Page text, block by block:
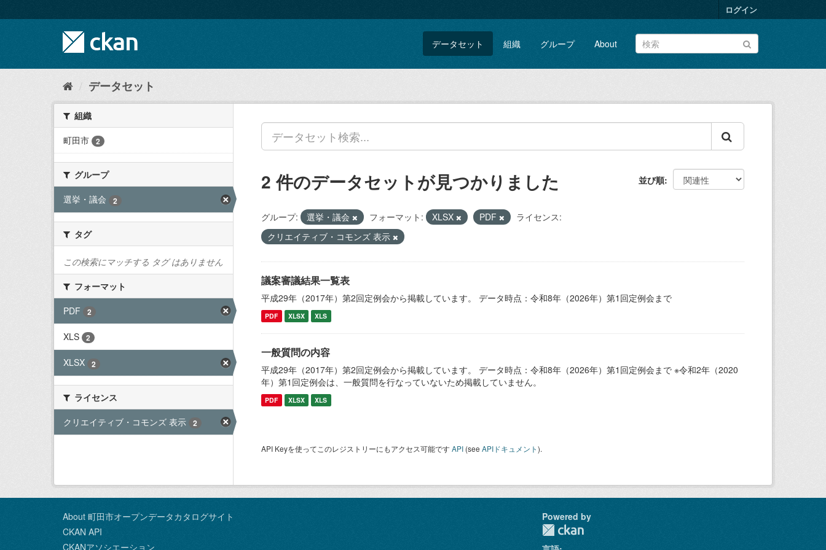
キ
て
ログイン
データセット 組織 グループ About
データセット
組織
町田市
2
グループ
選挙・議会
2
タグ
この検索にマッチする タグ はありません
フォーマット
PDF
2
XLS 2
XLSX 2
ライセンス
クリエイティブ・コモンズ 表示
2
並び順
2 件のデータセットが見つかりました
グループ: 選挙・議会 フォーマット: XLSX PDF
ライセンス:
クリエイティブ・コモンズ 表示
議案審議結果一覧表
平成29年（2017年）第2回定例会から掲載しています。 データ時点：令和8年（2026年）第1回定例会まで
PDF XLSX XLS
一般質問の内容
平成29年（2017年）第2回定例会から掲載しています。 データ時点：令和8年（2026年）第1回定例会まで ※令和2年（2020
年）第1回定例会は、一般質問を行なっていないため掲載していません。
PDF XLSX XLS
API Keyを使ってこのレジストリーにもアクセス可能ですAPI (see APIドキュメント).
About 町田市オープンデータカタログサイト
CKAN API
CKANアソシエーション
Powered by